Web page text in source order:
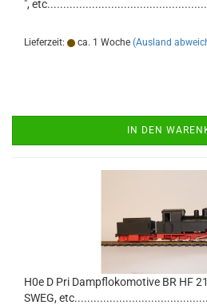
",
Lieferzeit: ca. 1 Woche (Ausland
IN DEN
H0e D Pri Dampflokomotive BR HF
SWEG,